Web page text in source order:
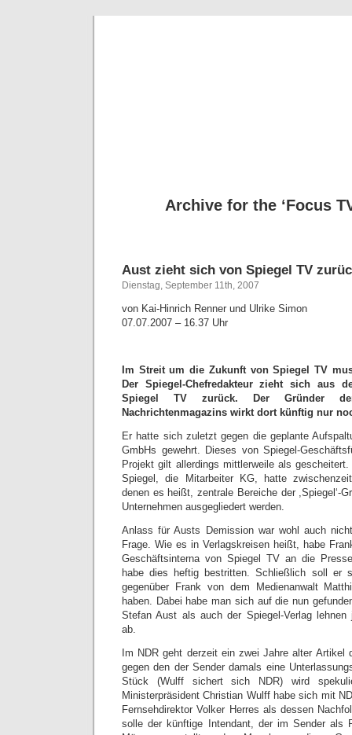
Archive for the ‘Focus
Aust zieht sich von Spiegel TV
Dienstag, September 11th, 2007
von Kai-Hinrich Renner und Ulrike Simon
07.07.2007 – 16.37 Uhr
Im Streit um die Zukunft von Spiegel TV
Der Spiegel-Chefredakteur zieht sich aus
Spiegel TV zurück. Der Gründer
Nachrichtenmagazins wirkt dort künftig nur
Er hatte sich zuletzt gegen die geplante
GmbHs gewehrt. Dieses von Spiegel-
Projekt gilt allerdings mittlerweile als
Spiegel, die Mitarbeiter KG, hatte
denen es heißt, zentrale Bereiche der ,Spiegel‘-
Unternehmen ausgegliedert werden.
Anlass für Austs Demission war wohl auch
Frage. Wie es in Verlagskreisen heißt, habe
Geschäftsinterna von Spiegel TV an die
habe dies heftig bestritten. Schließlich soll er
gegenüber Frank von dem Medienanwalt
haben. Dabei habe man sich auf die nun
Stefan Aust als auch der Spiegel-Verlag lehnen
ab.
Im NDR geht derzeit ein zwei Jahre alter Artikel
gegen den der Sender damals eine
Stück (Wulff sichert sich NDR) wird
Ministerpräsident Christian Wulff habe sich mit
Fernsehdirektor Volker Herres als dessen
solle der künftige Intendant, der im Sender als